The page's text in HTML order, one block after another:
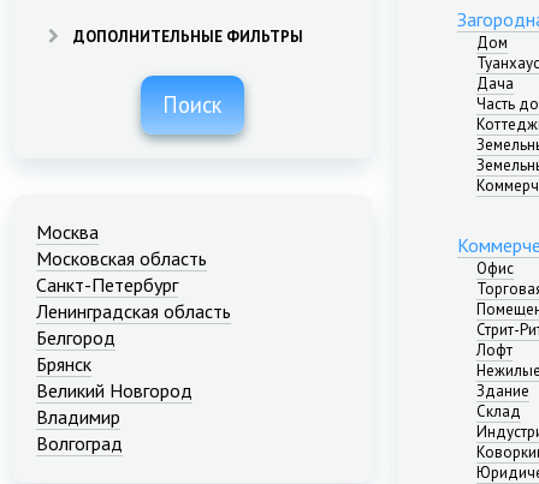
ДОПОЛНИТЕЛЬНЫЕ ФИЛЬТРЫ
Поиск
Москва
Московская область
Санкт-Петербург
Ленинградская область
Белгород
Брянск
Великий Новгород
Владимир
Волгоград
Дом
Туанхаус
Дача
Часть
Офис
Стрит-
Лофт
Здание
Склад